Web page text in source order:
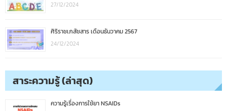
27/12/2024
ศิริราชเภสัชสาร เดือนธันวาคม 2567
24/12/2024
สาระความรู้ (ล่าสุด)
ความรู้เรื่องการใช้ยา NSAIDs